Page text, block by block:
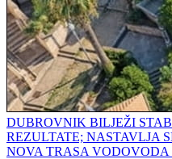
DUBROVNIK BILJEŽI
REZULTATE; NASTAVLJA
NOVA TRASA VODOVODA